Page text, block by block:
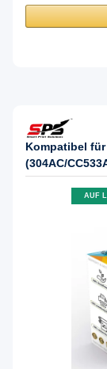
Kompatibel für
(304AC/
AUF